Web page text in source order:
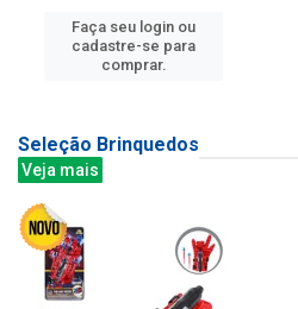
Faça seu login ou
cadastre-se para
comprar.
Seleção Brinquedos
Veja mais